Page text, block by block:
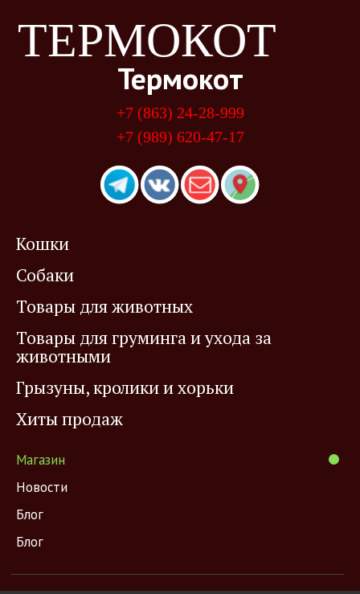
ТЕРМОКОТ
Термокот
+7 (863) 24-28-999
+7 (989) 620-47-17
Кошки
Собаки
Товары для животных
Товары для груминга и ухода за
животными
Грызуны, кролики и хорьки
Хиты продаж
Магазин
Новости
Блог
Блог